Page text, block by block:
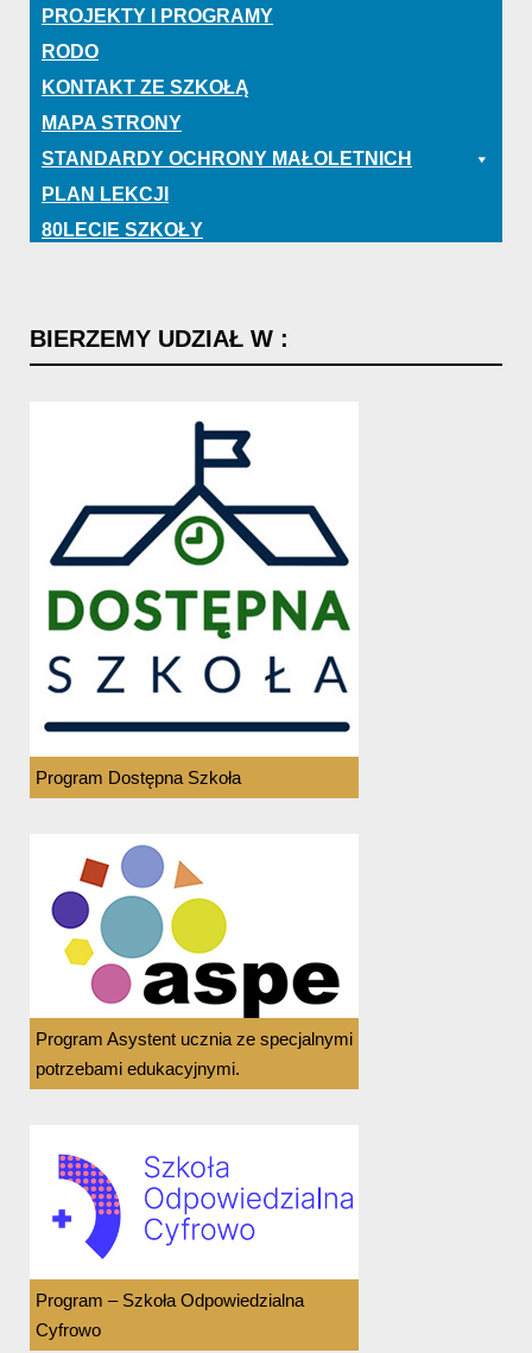
PROJEKTY I PROGRAMY
RODO
KONTAKT ZE SZKOŁĄ
MAPA STRONY
STANDARDY OCHRONY MAŁOLETNICH
PLAN LEKCJI
80LECIE SZKOŁY
BIERZEMY UDZIAŁ W :
Program Dostępna Szkoła
Program Asystent ucznia ze specjalnymi
potrzebami edukacyjnymi.
Program – Szkoła Odpowiedzialna
Cyfrowo